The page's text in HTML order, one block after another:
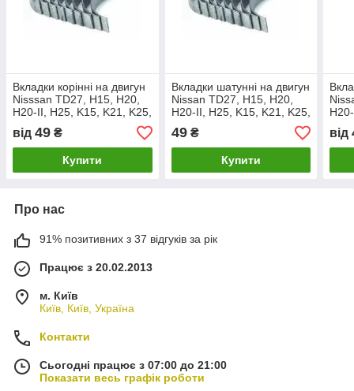
Вкладки корінні на двигун
Nisssan TD27, H15, H20,
H20-II, H25, K15, K21, K25,
TD42, TB42
від 49 ₴
Купити
Вкладки шатунні на двигун
Nissan TD27, H15, H20,
H20-II, H25, K15, K21, K25,
TD42, TB42
49₴
Купити
від
Про нас
91% позитивних з 37 відгуків за рік
Працює з 20.02.2013
м. Київ
Київ, Київ, Україна
Контакти
Сьогодні працює з 07:00 до 21:00
Показати весь графік роботи